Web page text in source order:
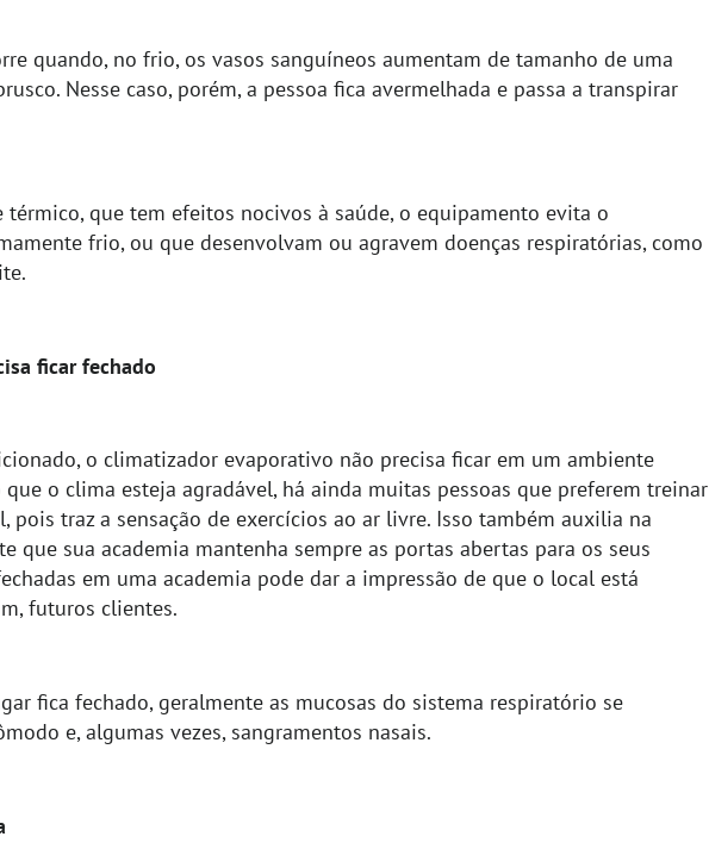
quando, no frio, os vasos sanguíneos aumentam de tamanho de uma
Nesse caso, porém, a pessoa fica avermelhada e passa a transpirar
que tem efeitos nocivos à saúde, o equipamento evita o
frio, ou que desenvolvam ou agravem doenças respiratórias, como
ficar fechado
o climatizador evaporativo não precisa ficar em um ambiente
que o clima esteja agradável, há ainda muitas pessoas que preferem treinar
pois traz a sensação de exercícios ao ar livre. Isso também auxilia na
que sua academia mantenha sempre as portas abertas para os seus
em uma academia pode dar a impressão de que o local está
futuros clientes.
fica fechado, geralmente as mucosas do sistema respiratório se
e, algumas vezes, sangramentos nasais.